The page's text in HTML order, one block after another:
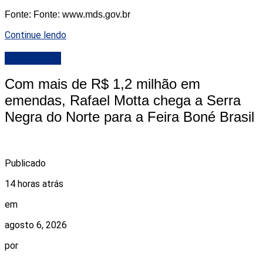
Fonte: Fonte: www.mds.gov.br
Continue lendo
Com mais de R$ 1,2 milhão em
emendas, Rafael Motta chega a Serra
Negra do Norte para a Feira Boné Brasil
Publicado
14 horas atrás
em
agosto 6, 2026
por